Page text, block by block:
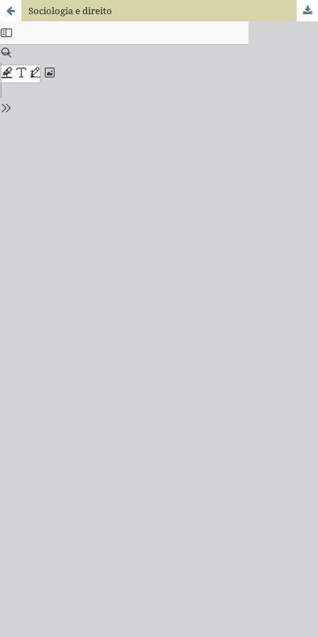
Sociologia e direito